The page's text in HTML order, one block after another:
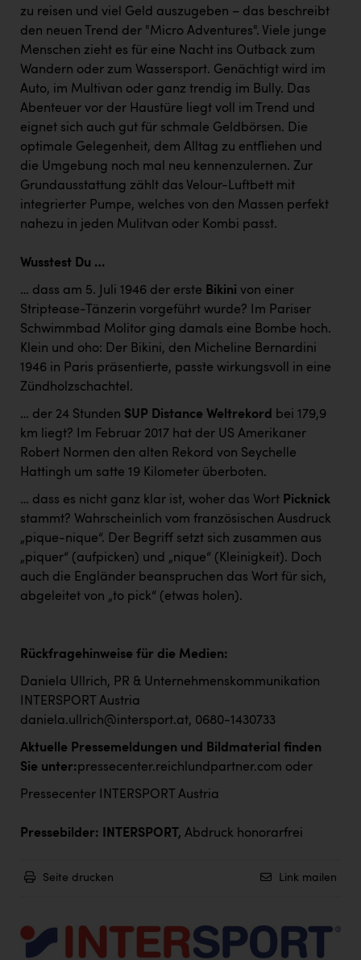
zu reisen und viel Geld auszugeben – das beschreibt
den neuen Trend der "Micro Adventures". Viele junge
Menschen zieht es für eine Nacht ins Outback zum
Wandern oder zum Wassersport. Genächtigt wird im
Auto, im Multivan oder ganz trendig im Bully. Das
Abenteuer vor der Haustüre liegt voll im Trend und
eignet sich auch gut für schmale Geldbörsen. Die
optimale Gelegenheit, dem Alltag zu entfliehen und
die Umgebung noch mal neu kennenzulernen. Zur
Grundausstattung zählt das Velour-Luftbett mit
integrierter Pumpe, welches von den Massen perfekt
nahezu in jeden Mulitvan oder Kombi passt.
Wusstest Du …
… dass am 5. Juli 1946 der erste Bikini von einer
Striptease-Tänzerin vorgeführt wurde? Im Pariser
Schwimmbad Molitor ging damals eine Bombe hoch.
Klein und oho: Der Bikini, den Micheline Bernardini
1946 in Paris präsentierte, passte wirkungsvoll in eine
Zündholzschachtel.
… der 24 Stunden SUP Distance Weltrekord
bei 179,9
km liegt? Im Februar 2017 hat der US Amerikaner
Robert Normen den alten Rekord von Seychelle
Hattingh um satte 19 Kilometer überboten.
… dass es nicht ganz klar ist, woher das Wort Picknick
stammt? Wahrscheinlich vom französischen Ausdruck
„pique-nique“. Der Begriff setzt sich zusammen aus
„piquer“ (aufpicken) und „nique“ (Kleinigkeit). Doch
auch die Engländer beanspruchen das Wort für sich,
abgeleitet von „to pick“ (etwas holen).
Rückfragehinweise für die Medien:
Daniela Ullrich, PR & Unternehmenskommunikation
INTERSPORT Austria
daniela.ullrich@intersport.at, 0680-1430733
Aktuelle Pressemeldungen und Bildmaterial finden
Sie unter:pressecenter.reichlundpartner.com oder
Pressecenter INTERSPORT Austria
Pressebilder: INTERSPORT, Abdruck honorarfrei
Seite drucken Link mailen